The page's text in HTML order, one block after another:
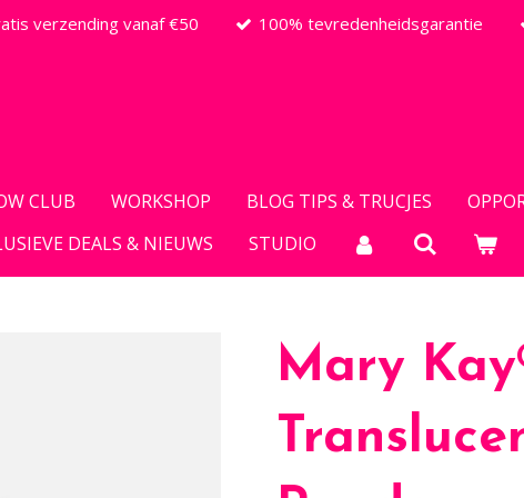
verzending vanaf €50 100% tevredenheidsgarantie
CLUB WORKSHOP BLOG TIPS & TRUCJES
DEALS & NIEUWS STUDIO
Mary